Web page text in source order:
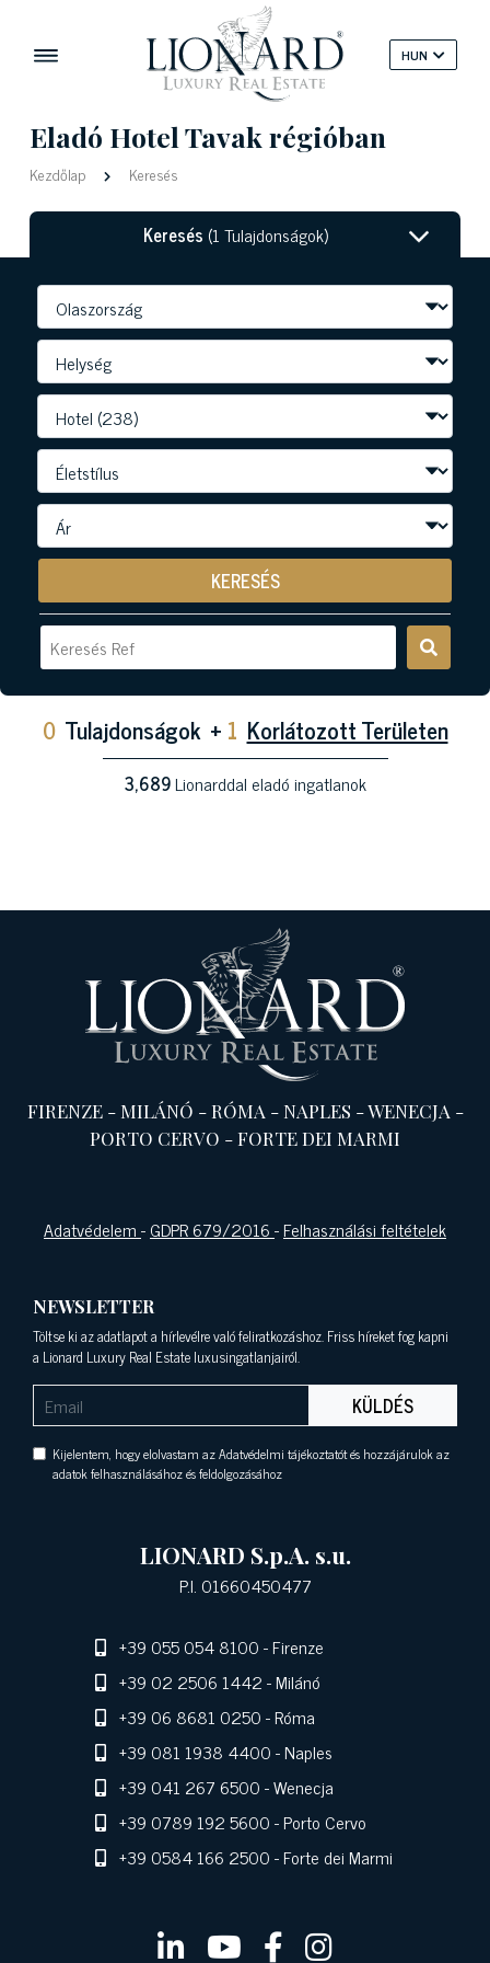
HUN
Eladó Hotel Tavak régióban
Kezdőlap Keresés
Keresés (1 Tulajdonságok)
KERESÉS
0 Tulajdonságok + 1 Korlátozott Területen
3,689Lionarddal eladó ingatlanok
FIRENZE-MILÁNÓ -RÓMA -NAPLES -WENECJA -
PORTO CERVO -FORTE DEI MARMI
Adatvédelem-GDPR 679/2016-Felhasználási feltételek
NEWSLETTER
Töltse ki az adatlapot a hírlevélre való feliratkozáshoz. Friss híreket fog kapni
a Lionard Luxury Real Estate luxusingatlanjairól.
KÜLDÉS
Kijelentem, hogy elolvastam az Adatvédelmi tájékoztatót és hozzájárulok az
adatok felhasználásához és feldolgozásához
LIONARD S.p.A. s.u.
P.I. 01660450477
+39 055 054 8100- Firenze
+39 02 2506 1442- Milánó
+39 06 8681 0250- Róma
+39 081 1938 4400- Naples
+39 041 267 6500- Wenecja
+39 0789 192 5600- Porto Cervo
+39 0584 166 2500- Forte dei Marmi